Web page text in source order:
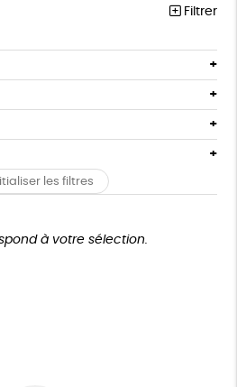
Filtrer
Biodégradable
les filtres
à votre sélection.